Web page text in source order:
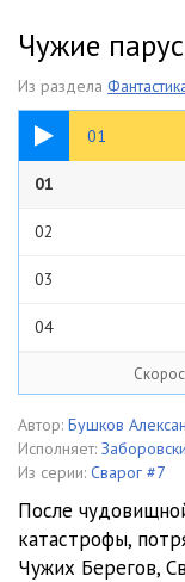
Чужие
Из раздела
01
09:39
01
02
03
04
06
07
08
09
Автор: Бушков
Исполняет:
Из серии: Сварог #7
После
катастрофы,
Чужих Берегов,